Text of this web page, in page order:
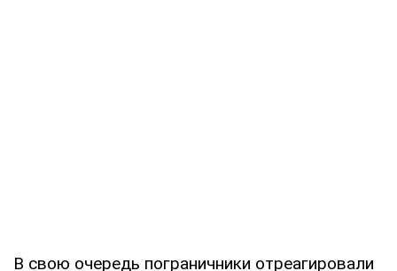
В свою очередь пограничники отреагировали